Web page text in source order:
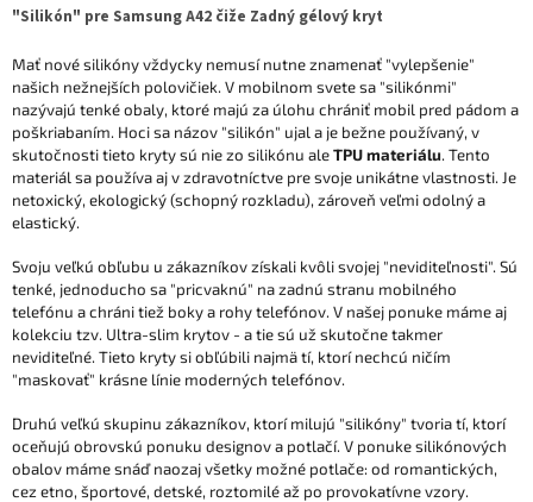
"Silikón" pre Samsung A42 čiže Zadný gélový kryt
Mať nové silikóny vždycky nemusí nutne znamenať "vylepšenie"
našich nežnejších polovičiek. V mobilnom svete sa "silikónmi"
nazývajú tenké obaly, ktoré majú za úlohu chrániť mobil pred pádom a
poškriabaním. Hoci sa názov "silikón" ujal a je bežne používaný, v
skutočnosti tieto kryty sú nie zo silikónu aleTPU materiálu. Tento
materiál sa používa aj v zdravotníctve pre svoje unikátne vlastnosti. Je
netoxický, ekologický (schopný rozkladu), zároveň veľmi odolný a
elastický.
Svoju veľkú obľubu u zákazníkov získali kvôli svojej "neviditeľnosti". Sú
tenké, jednoducho sa "pricvaknú" na zadnú stranu mobilného
telefónu a chráni tiež boky a rohy telefónov. V našej ponuke máme aj
kolekciu tzv. Ultra-slim krytov - a tie sú už skutočne takmer
neviditeľné. Tieto kryty si obľúbili najmä tí, ktorí nechcú ničím
"maskovať" krásne línie moderných telefónov.
Druhú veľkú skupinu zákazníkov, ktorí milujú "silikóny" tvoria tí, ktorí
oceňujú obrovskú ponuku designov a potlačí. V ponuke silikónových
obalov máme snáď naozaj všetky možné potlače: od romantických,
cez etno, športové, detské, roztomilé až po provokatívne vzory.